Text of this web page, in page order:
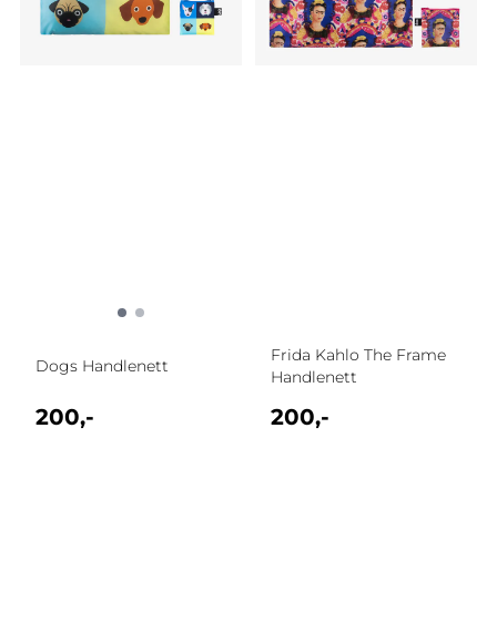
Dogs Handlenett
200,-
Frida Kahlo The Frame
Handlenett
200,-